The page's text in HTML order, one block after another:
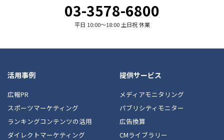
03-3578-6800
平日 10:00〜18:00 土日祝 休業
活用事例
広報PR
スポーツマーケティング
ランキングコンテンツの活用
ダイレクトマーケティング
提供サービス
メディアモニタリング
パブリシティモニター
広告換算
CMライブラリー